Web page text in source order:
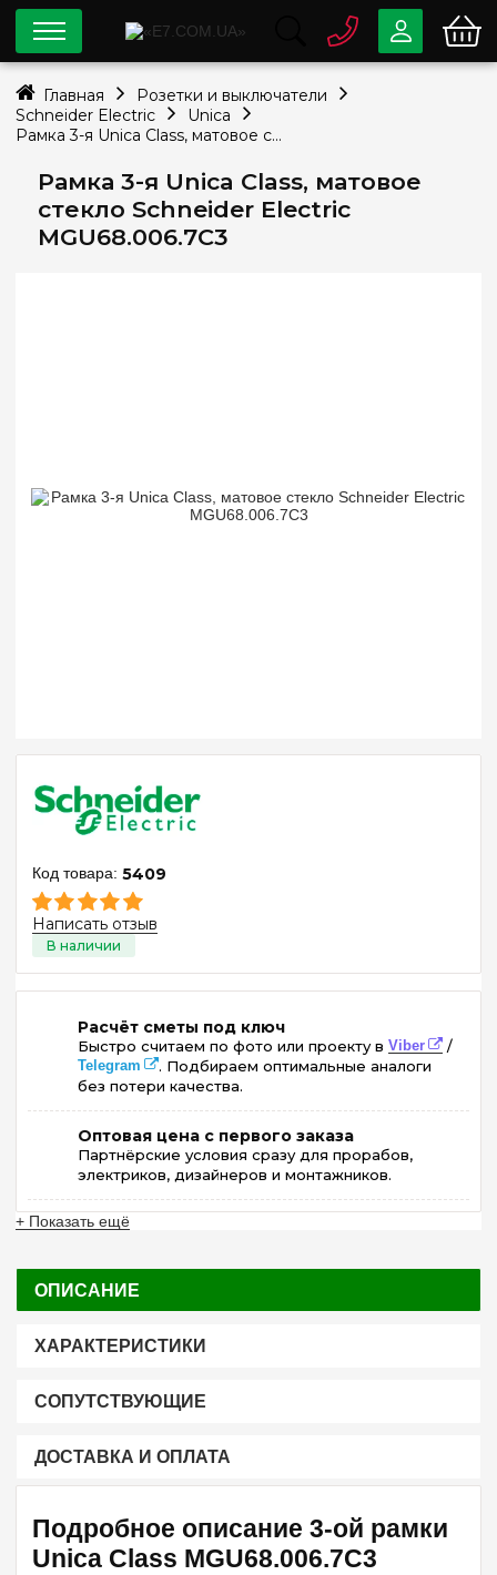
Рамка 3-я Unica Class, матовое
стекло Schneider Electric
MGU68.006.7C3
5409
Написать отзыв
Расчёт сметы под ключ
Быстро считаем по фото или проекту в Viber /
Telegram
. Подбираем оптимальные аналоги
без потери качества.
Оптовая цена с первого заказа
Партнёрские условия сразу для прорабов,
электриков, дизайнеров и монтажников.
+ Показать ещё
ОПИСАНИЕ
ХАРАКТЕРИСТИКИ
СОПУТСТВУЮЩИЕ
ДОСТАВКА И ОПЛАТА
Подробное описание 3-ой рамки
Unica Class MGU68.006.7C3
0 80033-63-07
info@e7.com.ua
Viber Telegram
Главная
Розетки и выключатели
Schneider Electric
Unica
Рамка 3-я Unica Class, матовое стекло Schneider Electric MGU68.006.7C3